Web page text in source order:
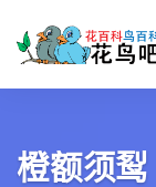
橙额须䴕